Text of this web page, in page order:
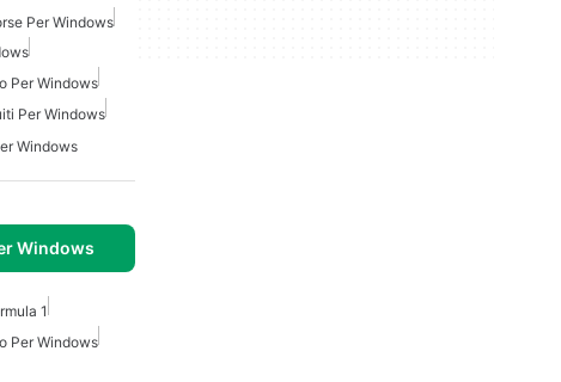
Per Windows
Per Windows
Per Windows
Windows
Windows
1
Per Windows